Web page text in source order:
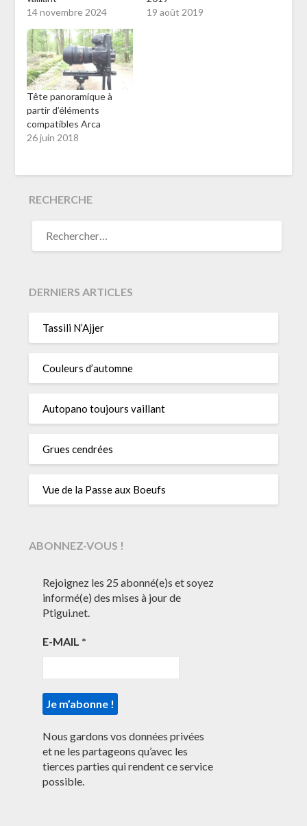
14 novembre 2024
19 août 2019
Tête panoramique à
partir d’éléments
compatibles Arca
26 juin 2018
RECHERCHE
DERNIERS ARTICLES
Tassili N’Ajjer
Couleurs d’automne
Autopano toujours vaillant
Grues cendrées
Vue de la Passe aux Boeufs
ABONNEZ-VOUS !
Rejoignez les 25 abonné(e)s et soyez
informé(e) des mises à jour de
Ptigui.net.
E-MAIL *
Nous gardons vos données privées
et ne les partageons qu’avec les
tierces parties qui rendent ce service
possible.